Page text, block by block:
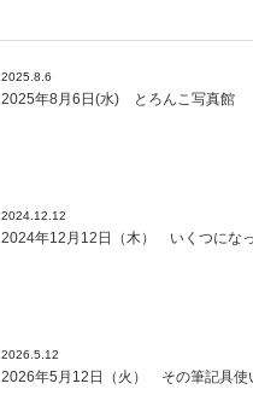
2025.8.6
2025年8月6日(水) とろんこ写真館
2024.12.12
2024年12月12日（木） いくつにな
2026.5.12
2026年5月12日（火） その筆記具使